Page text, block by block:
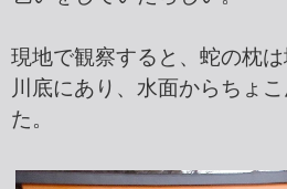
現地で観察すると、蛇の枕
川底にあり、水面からちょ
た。